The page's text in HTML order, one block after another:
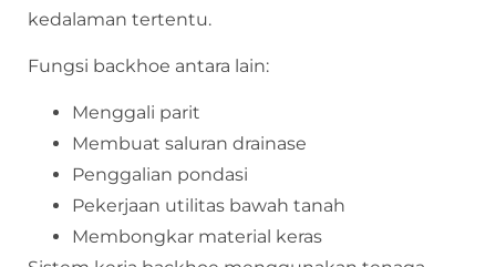
kedalaman tertentu.
Fungsi backhoe antara lain:
Menggali parit
Membuat saluran drainase
Penggalian pondasi
Pekerjaan utilitas bawah tanah
Membongkar material keras